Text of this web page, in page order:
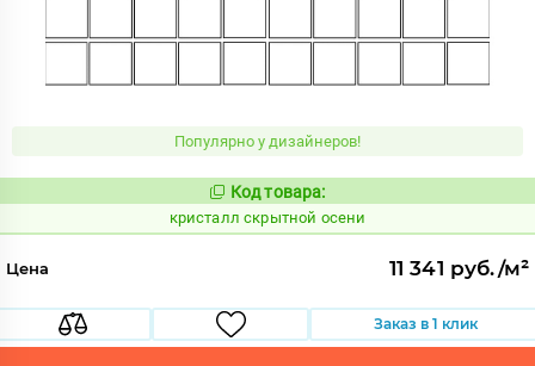
Популярно у дизайнеров!
Код:
823815
Код товара:
кристалл скрытной осени
Цена 11 341 руб./м²
Заказ в 1 клик